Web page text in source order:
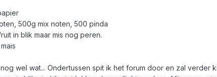
500g mix noten, 500 pinda
in blik maar mis nog peren.
wel wat... Ondertussen spit ik het forum door en zal